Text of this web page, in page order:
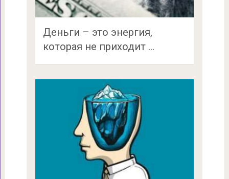
Деньги – это энергия,
которая не приходит …